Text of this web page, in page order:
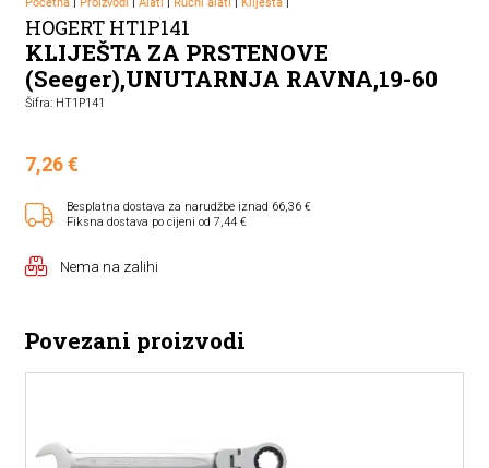
HOGERT HT1P141
KLIJEŠTA ZA PRSTENOVE
(Seeger),UNUTARNJA RAVNA,19-60
Šifra: HT1P141
7,26€
Besplatna dostava za narudžbe iznad 66,36 €
Fiksna dostava po cijeni od 7,44 €
Nema na zalihi
Povezani proizvodi